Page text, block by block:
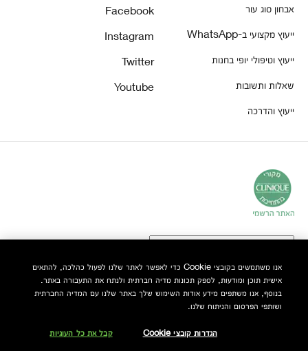
אבחון סוג עור
ייעוץ מקצועי ב-WhatsApp
ייעוץ וטיפולי יופי בחנות
שאלות ותשובות
ייעוץ והדרכה
Facebook
Instagram
Twitter
Youtube
אנו משתמשים בקובצי Cookie כדי לאפשר לאתר שלנו לפעול כהלכה, להתאים
אישית תוכן ומודעות, לספק תכונות מדיה חברתית ולנתח את התעבורה באתר.
בנוסף, אנו משתפים מידע אודות השימוש שלך באתר שלנו עם המדיה החברתית
ושותפי הפרסום והניתוח שלנו.
הגדרות קובצי Cookie קבל את כל העוגיות